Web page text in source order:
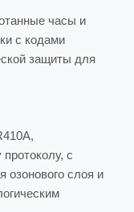
часы и
с кодами
защиты для
с
озонового слоя и